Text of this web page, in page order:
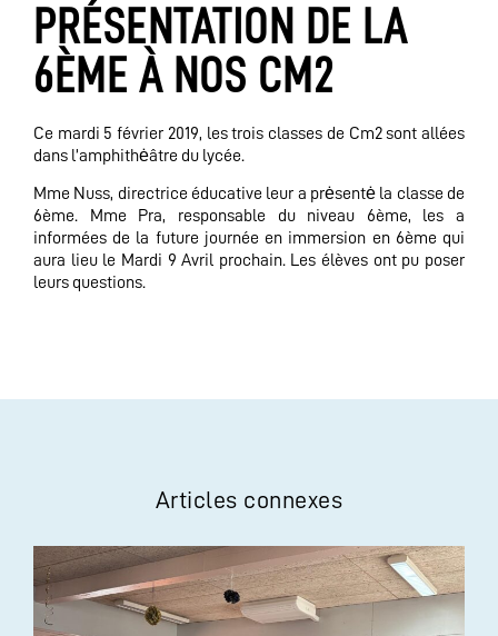
PRÉSENTATION DE LA
6ÈME À NOS CM2
Ce mardi 5 février 2019, les trois classes de Cm2 sont allées
dans l’amphithėâtre du lycée.
Mme Nuss, directrice éducative leur a prėsentė la classe de
6ème. Mme Pra, responsable du niveau 6ème, les a
informées de la future journée en immersion en 6ème qui
aura lieu le Mardi 9 Avril prochain. Les élèves ont pu poser
leurs questions.
Articles connexes